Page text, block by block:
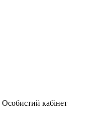
Особистий кабінет